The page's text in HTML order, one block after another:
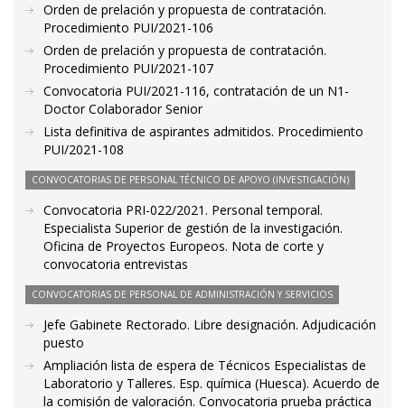
Orden de prelación y propuesta de contratación.
Procedimiento PUI/2021-106
Orden de prelación y propuesta de contratación.
Procedimiento PUI/2021-107
Convocatoria PUI/2021-116, contratación de un N1-
Doctor Colaborador Senior
Lista definitiva de aspirantes admitidos. Procedimiento
PUI/2021-108
CONVOCATORIAS DE PERSONAL TÉCNICO DE APOYO (INVESTIGACIÓN)
Convocatoria PRI-022/2021. Personal temporal.
Especialista Superior de gestión de la investigación.
Oficina de Proyectos Europeos. Nota de corte y
convocatoria entrevistas
CONVOCATORIAS DE PERSONAL DE ADMINISTRACIÓN Y SERVICIOS
Jefe Gabinete Rectorado. Libre designación. Adjudicación
puesto
Ampliación lista de espera de Técnicos Especialistas de
Laboratorio y Talleres. Esp. química (Huesca). Acuerdo de
la comisión de valoración. Convocatoria prueba práctica